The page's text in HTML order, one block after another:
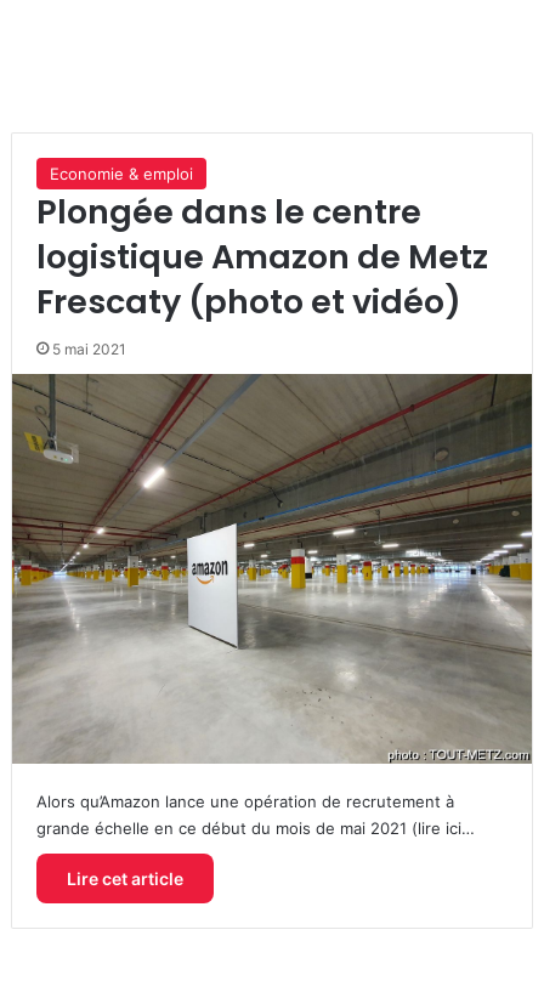
Economie & emploi
Plongée dans le centre
logistique Amazon de Metz
Frescaty (photo et vidéo)
5 mai 2021
Alors qu’Amazon lance une opération de recrutement à
grande échelle en ce début du mois de mai 2021 (lire ici…
Lire cet article